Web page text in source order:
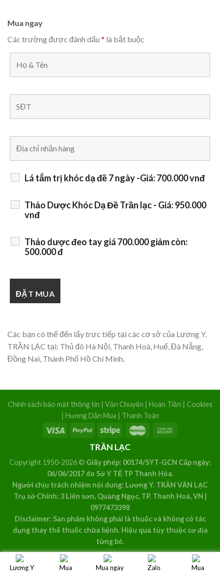
Mua ngay
Các trường được đánh dấu * là bắt buộc
Lá tắm trị khóc dạ đề 7 ngày -Giá: 700.000 vnđ
Thảo Dược Khóc Dạ Đề Trần lạc - Giá: 950.000
vnđ
Thảo dược đeo tay giá 700.000 giảm còn:
500.000 đ
Các bạn có thể đến lấy trực tiếp tại các cơ sở của Lương Y.
TRẦN LẠC tại: Thủ đô Hà Nội, Thanh Hoá, Huế, Đà Nẵng,
Đồng Nai, Thành Phố Hồ Chí Minh,
Chính sách bảo mật thông tin | Vận Chuyển | Hoàn Tiền | Cookies
| Hướng Dẫn Mua | Thanh Toán
TRẦN LẠC
Copyright 1950-2026 © Giấy phép: 00174/SYT-GCN Cấp ngày:
06/06/2017 do Sở Y TẾ TP Thanh Hóa.
Người chịu trách nhiệm nội dung: Lương Y. TRẦN VĂN LẠC
Trụ sở Chính: 3 Liên sơn, Quảng Ngọc, TP. Thanh Hoá, VN |
0977473398
Disclaimer: Sản phẩm không phải là thuốc và không có tác
dụng thay thế thuốc chữa bệnh. Hiệu quả tùy thuộc cơ địa
từng bé.
Lương Y Mua Mua ngay Zalo Mua